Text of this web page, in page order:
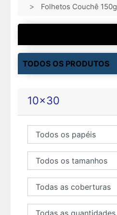
Folhetos Couchê 150g
TODOS OS PRODUTOS
10x30